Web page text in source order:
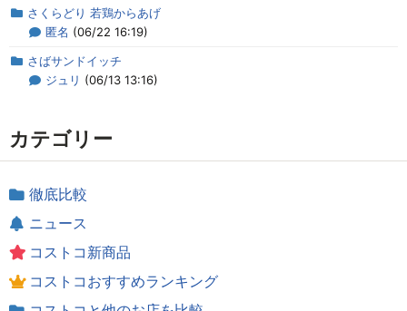
さくらどり 若鶏からあげ
匿名 (06/22 16:19)
さばサンドイッチ
ジュリ (06/13 13:16)
カテゴリー
徹底比較
ニュース
コストコ新商品
コストコおすすめランキング